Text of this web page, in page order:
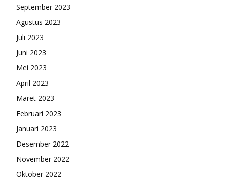
September 2023
Agustus 2023
Juli 2023
Juni 2023
Mei 2023
April 2023
Maret 2023
Februari 2023
Januari 2023
Desember 2022
November 2022
Oktober 2022